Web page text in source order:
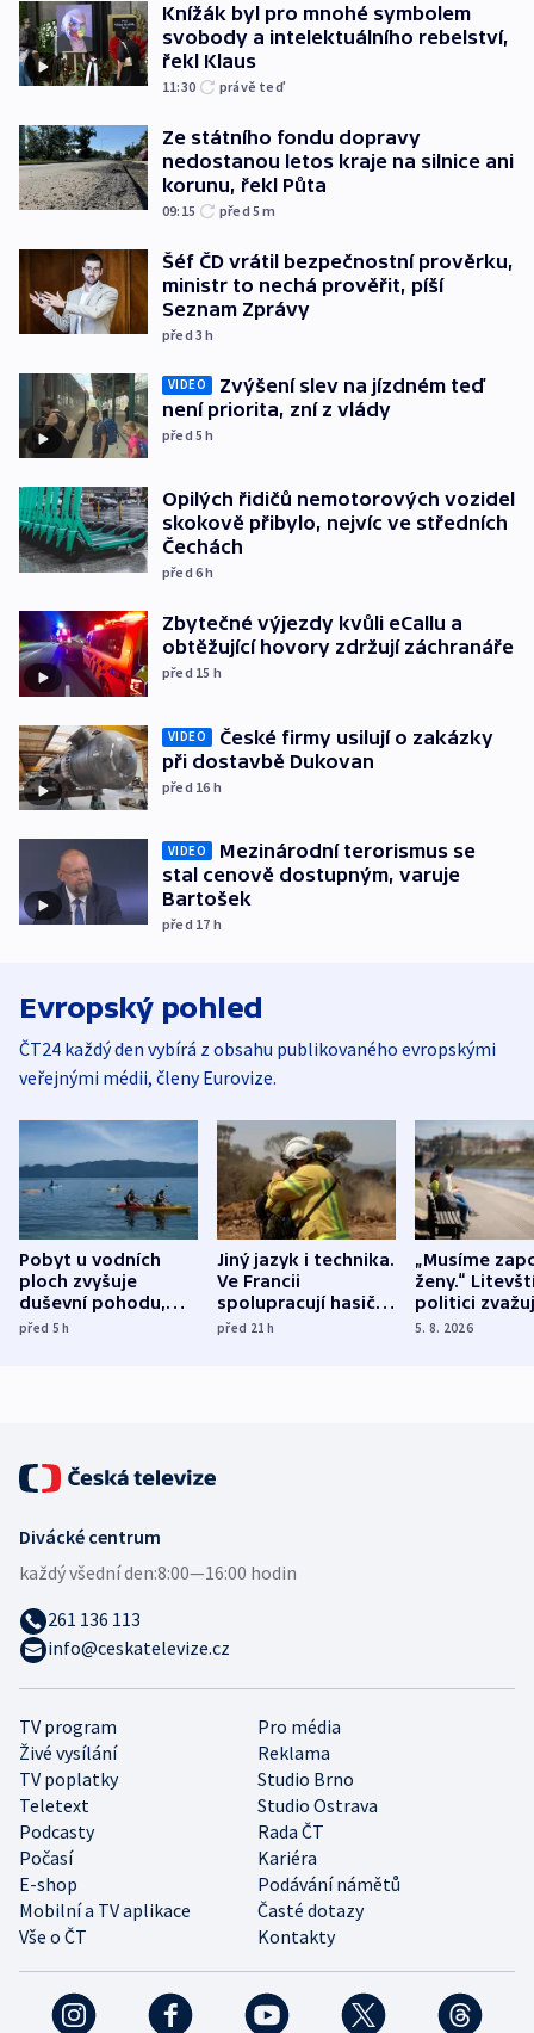
Knížák byl pro mnohé symbolem
svobody a intelektuálního rebelství,
řekl Klaus
11:30 právě teď
Ze státního fondu dopravy
nedostanou letos kraje na silnice ani
korunu, řekl Půta
09:15 před 5m
Šéf ČD vrátil bezpečnostní prověrku,
ministr to nechá prověřit, píší
Seznam Zprávy
před 3h
VIDEO
Zvýšení slev na jízdném teď
není priorita, zní z vlády
před 5h
Opilých řidičů nemotorových vozidel
skokově přibylo, nejvíc ve středních
Čechách
před 6h
Zbytečné výjezdy kvůli eCallu a
obtěžující hovory zdržují záchranáře
před 15 h
VIDEO
České firmy usilují o zakázky
při dostavbě Dukovan
před 16 h
VIDEO
Mezinárodní terorismus se
stal cenově dostupným, varuje
Bartošek
před 17 h
Evropský pohled
ČT24 každý den vybírá z obsahu publikovaného evropskými
veřejnými médii, členy Eurovize.
Pobyt u vodních
ploch zvyšuje
duševní pohodu,
ukázala
před 5h
Jiný jazyk i technika.
Ve Francii
spolupracují hasiči z
různých zemí
před 21h
„Musíme
ženy.“
politici
dohodu o
5. 8. 2026
TV program
Pro média
Živé vysílání
Reklama
TV poplatky
Studio Brno
Teletext
Studio Ostrava
Podcasty
Rada ČT
Počasí
Kariéra
E-shop
Podávání námětů
Mobilní a TV aplikace
Časté dotazy
Vše o ČT
Kontakty
Divácké centrum
každý všední den:8:00—16:00 hodin
261 136 113
info@ceskatelevize.cz